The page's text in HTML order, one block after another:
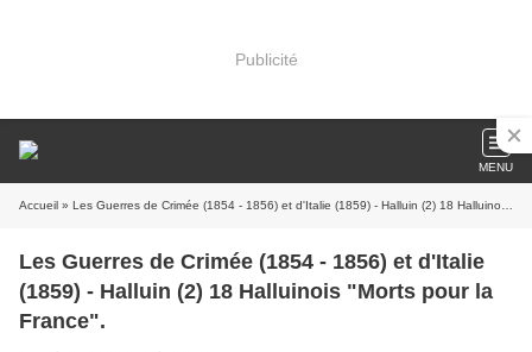
Publicité
MENU
Accueil » Les Guerres de Crimée (1854 - 1856) et d'Italie (1859) - Halluin (2) 18 Halluinois "Morts pour la France".
Les Guerres de Crimée (1854 - 1856) et d'Italie
(1859) - Halluin (2) 18 Halluinois "Morts pour la
France".